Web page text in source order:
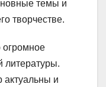
темы и
творчестве.
огромное
литературы.
актуальны и